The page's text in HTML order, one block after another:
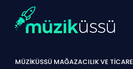
MÜZİKÜSSÜ MAĞAZACILIK VE